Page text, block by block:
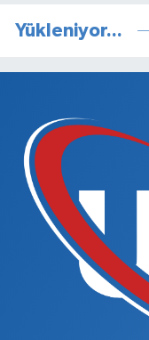
Yükleniyor...